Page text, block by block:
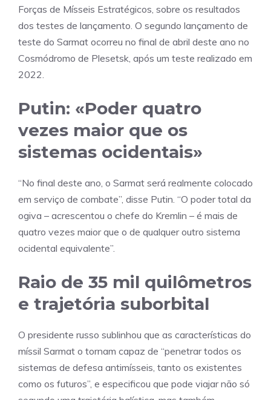
Forças de Mísseis Estratégicos, sobre os resultados
dos testes de lançamento. O segundo lançamento de
teste do Sarmat ocorreu no final de abril deste ano no
Cosmódromo de Plesetsk, após um teste realizado em
2022.
Putin: «Poder quatro
vezes maior que os
sistemas ocidentais»
“No final deste ano, o Sarmat será realmente colocado
em serviço de combate”, disse Putin. “O poder total da
ogiva – acrescentou o chefe do Kremlin – é mais de
quatro vezes maior que o de qualquer outro sistema
ocidental equivalente”.
Raio de 35 mil quilômetros
e trajetória suborbital
O presidente russo sublinhou que as características do
míssil Sarmat o tornam capaz de “penetrar todos os
sistemas de defesa antimísseis, tanto os existentes
como os futuros”, e especificou que pode viajar não só